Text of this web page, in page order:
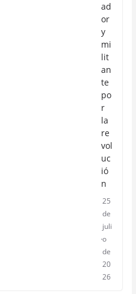
ad
or
y
mi
lit
an
te
po
r
la
re
vol
uc
ió
n
25
de
juli
o
de
20
26